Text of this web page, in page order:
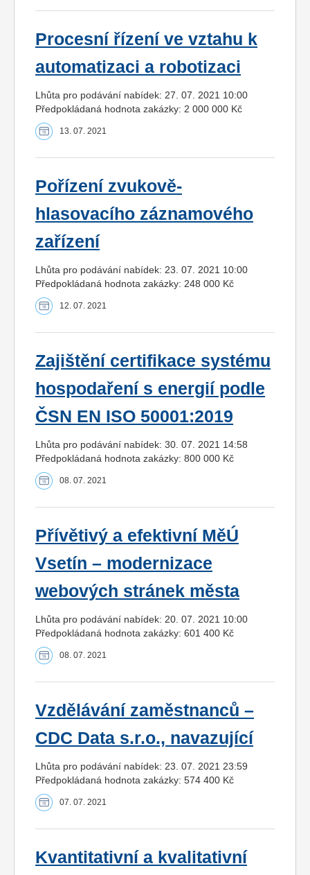
Procesní řízení ve vztahu k
automatizaci a robotizaci
Lhůta pro podávání nabídek: 27. 07. 2021 10:00
Předpokládaná hodnota zakázky: 2 000 000 Kč
13. 07. 2021
Pořízení zvukově-
hlasovacího záznamového
zařízení
Lhůta pro podávání nabídek: 23. 07. 2021 10:00
Předpokládaná hodnota zakázky: 248 000 Kč
12. 07. 2021
Zajištění certifikace systému
hospodaření s energií podle
ČSN EN ISO 50001:2019
Lhůta pro podávání nabídek: 30. 07. 2021 14:58
Předpokládaná hodnota zakázky: 800 000 Kč
08. 07. 2021
Přívětivý a efektivní MěÚ
Vsetín – modernizace
webových stránek města
Lhůta pro podávání nabídek: 20. 07. 2021 10:00
Předpokládaná hodnota zakázky: 601 400 Kč
08. 07. 2021
Vzdělávání zaměstnanců –
CDC Data s.r.o., navazující
Lhůta pro podávání nabídek: 23. 07. 2021 23:59
Předpokládaná hodnota zakázky: 574 400 Kč
07. 07. 2021
Kvantitativní a kvalitativní